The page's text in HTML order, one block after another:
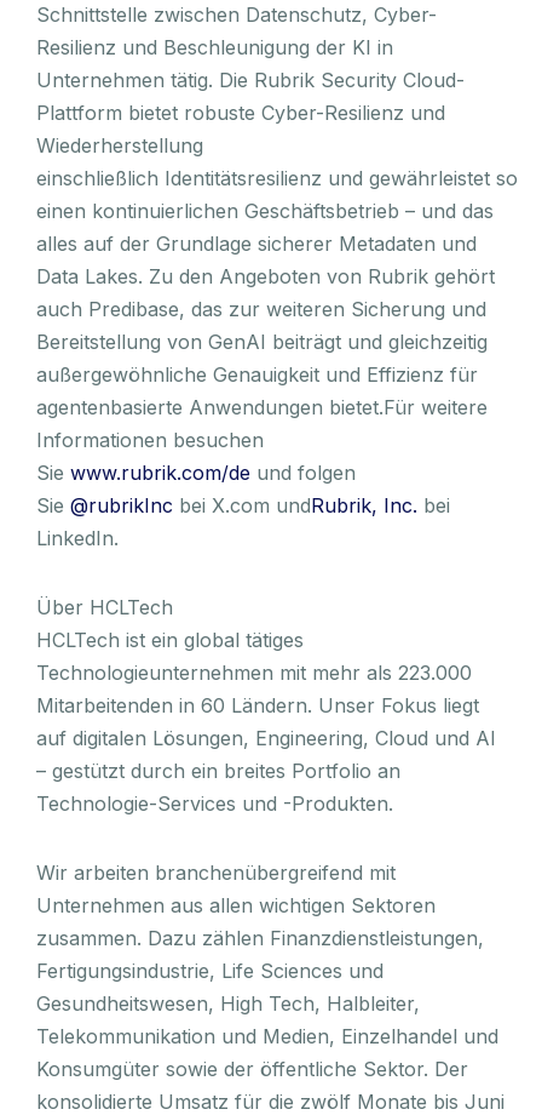
Schnittstelle zwischen Datenschutz, Cyber-
Resilienz und Beschleunigung der KI in
Unternehmen tätig. Die Rubrik Security Cloud-
Plattform bietet robuste Cyber-Resilienz und
Wiederherstellung
einschließlich Identitätsresilienz und gewährleistet so
einen kontinuierlichen Geschäftsbetrieb – und das
alles auf der Grundlage sicherer Metadaten und
Data Lakes. Zu den Angeboten von Rubrik gehört
auch Predibase, das zur weiteren Sicherung und
Bereitstellung von GenAI beiträgt und gleichzeitig
außergewöhnliche Genauigkeit und Effizienz für
agentenbasierte Anwendungen bietet.Für weitere
Informationen besuchen
Sie www.rubrik.com/de und folgen
Sie @rubrikInc bei X.com undRubrik, Inc. bei
LinkedIn.
Über HCLTech
HCLTech ist ein global tätiges
Technologieunternehmen mit mehr als 223.000
Mitarbeitenden in 60 Ländern. Unser Fokus liegt
auf digitalen Lösungen, Engineering, Cloud und AI
– gestützt durch ein breites Portfolio an
Technologie-Services und -Produkten.
Wir arbeiten branchenübergreifend mit
Unternehmen aus allen wichtigen Sektoren
zusammen. Dazu zählen Finanzdienstleistungen,
Fertigungsindustrie, Life Sciences und
Gesundheitswesen, High Tech, Halbleiter,
Telekommunikation und Medien, Einzelhandel und
Konsumgüter sowie der öffentliche Sektor. Der
konsolidierte Umsatz für die zwölf Monate bis Juni